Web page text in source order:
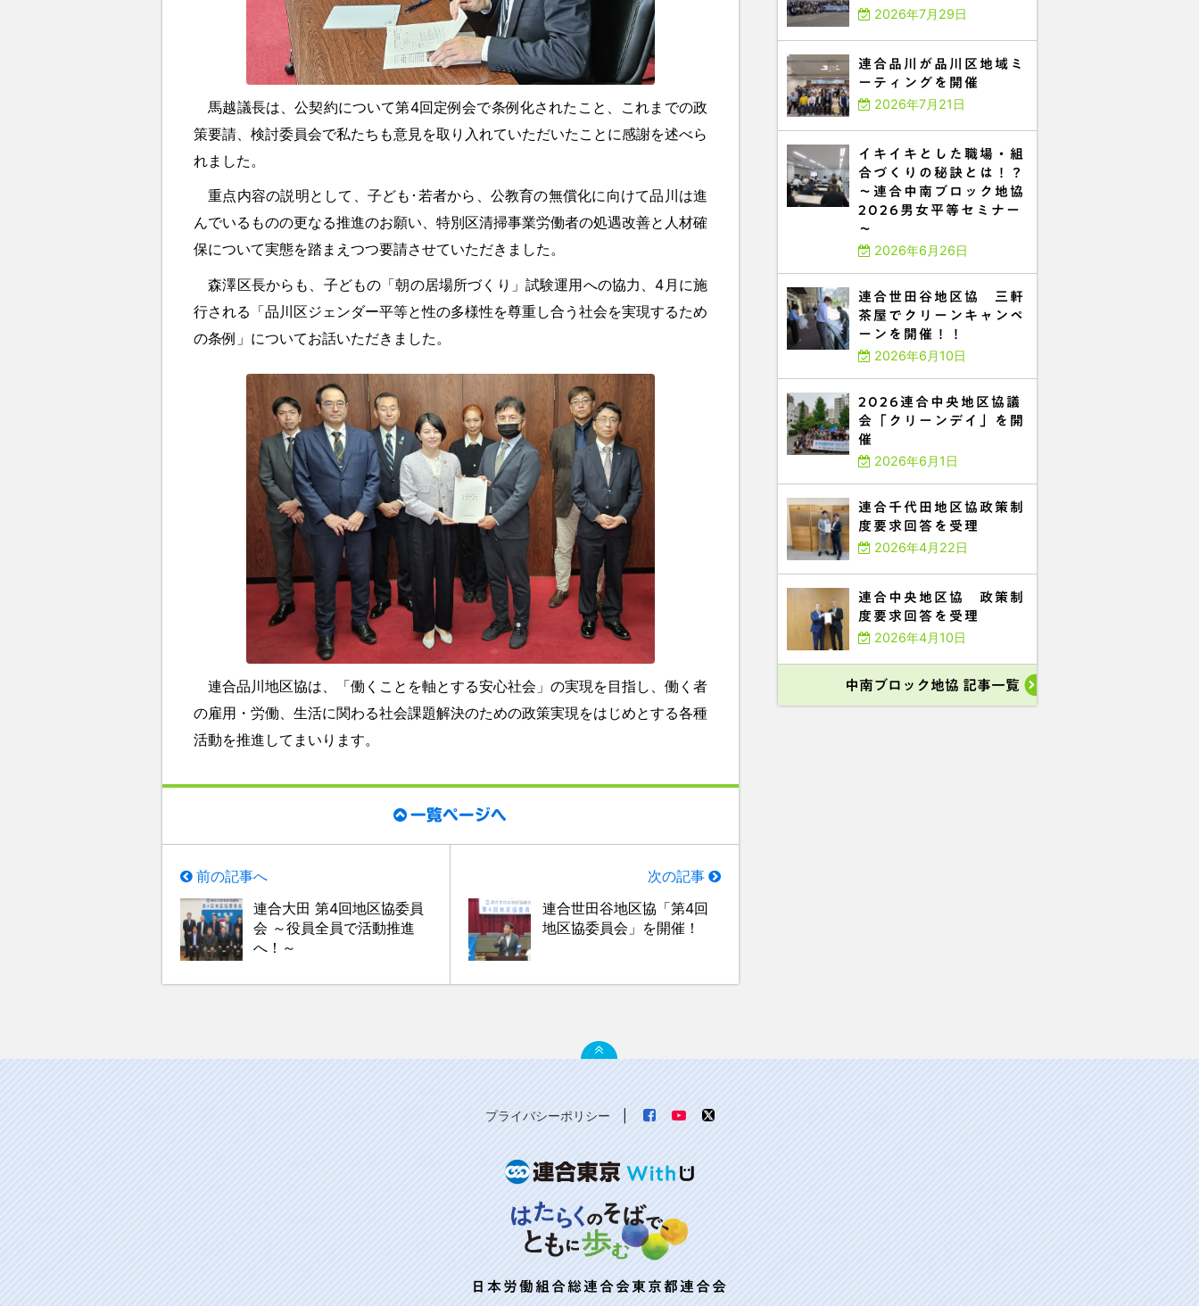
馬越議長は、公契約について第4回定例会で条例化されたこと、これまでの政
策要請、検討委員会で私たちも意見を取り入れていただいたことに感謝を述べら
れました。
重点内容の説明として、子ども･若者から、公教育の無償化に向けて品川は進
んでいるものの更なる推進のお願い、特別区清掃事業労働者の処遇改善と人材確
保について実態を踏まえつつ要請させていただきました。
森澤区長からも、子どもの「朝の居場所づくり」試験運用への協力、4月に施
行される「品川区ジェンダー平等と性の多様性を尊重し合う社会を実現するため
の条例」についてお話いただきました。
連合品川地区協は、「働くことを軸とする安心社会」の実現を目指し、働く者
の雇用・労働、生活に関わる社会課題解決のための政策実現をはじめとする各種
活動を推進してまいります。
一覧ページへ
前の記事へ
連合大田 第4回地区協委員
会 ～役員全員で活動推進
へ！～
次の記事
連合世田谷地区協「第4回
地区協委員会」を開催！
2026年7月29日
連合品川が品川区地域ミ
ーティングを開催
2026年7月21日
イキイキとした職場・組
合づくりの秘訣とは！？
～連合中南ブロック地協
2026男女平等セミナー
～
2026年6月26日
連合世田谷地区協 三軒
茶屋でクリーンキャンペ
ーンを開催！！
2026年6月10日
2026連合中央地区協議
会「クリーンデイ」を開
催
2026年6月1日
連合千代田地区協政策制
度要求回答を受理
2026年4月22日
連合中央地区協 政策制
度要求回答を受理
2026年4月10日
中南ブロック地協 記事一覧
プライバシーポリシー
日本労働組合総連合会東京都連合会